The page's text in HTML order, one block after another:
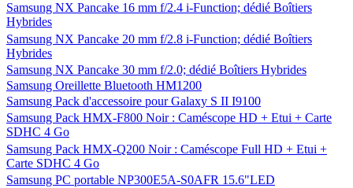
Samsung NX Pancake 16 mm f/2.4 i-Function; dédié Boîtiers
Hybrides
Samsung NX Pancake 20 mm f/2.8 i-Function; dédié Boîtiers
Hybrides
Samsung NX Pancake 30 mm f/2.0; dédié Boîtiers Hybrides
Samsung Oreillette Bluetooth HM1200
Samsung Pack d'accessoire pour Galaxy S II I9100
Samsung Pack HMX-F800 Noir : Caméscope HD + Etui + Carte
SDHC 4 Go
Samsung Pack HMX-Q200 Noir : Caméscope Full HD + Etui +
Carte SDHC 4 Go
Samsung PC portable NP300E5A-S0AFR 15.6"LED